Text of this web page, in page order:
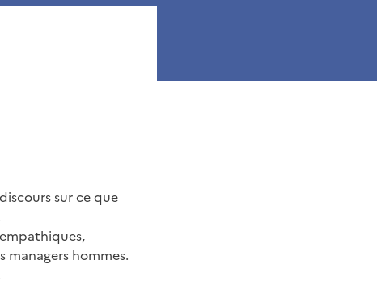
sur ce que
managers hommes.